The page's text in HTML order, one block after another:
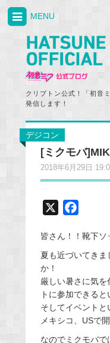
クリプトン公式！「初音
発信します！
MENU
デジコン
[ミクモバ
2018年6月29日
c
e
o
o
k
皆さん！！靴下ソ
夏も近づいてきま
か！
厳しい暑さに気
トに参加できると
そしてイベントと
メキシコ、USで
なのでミクモバで